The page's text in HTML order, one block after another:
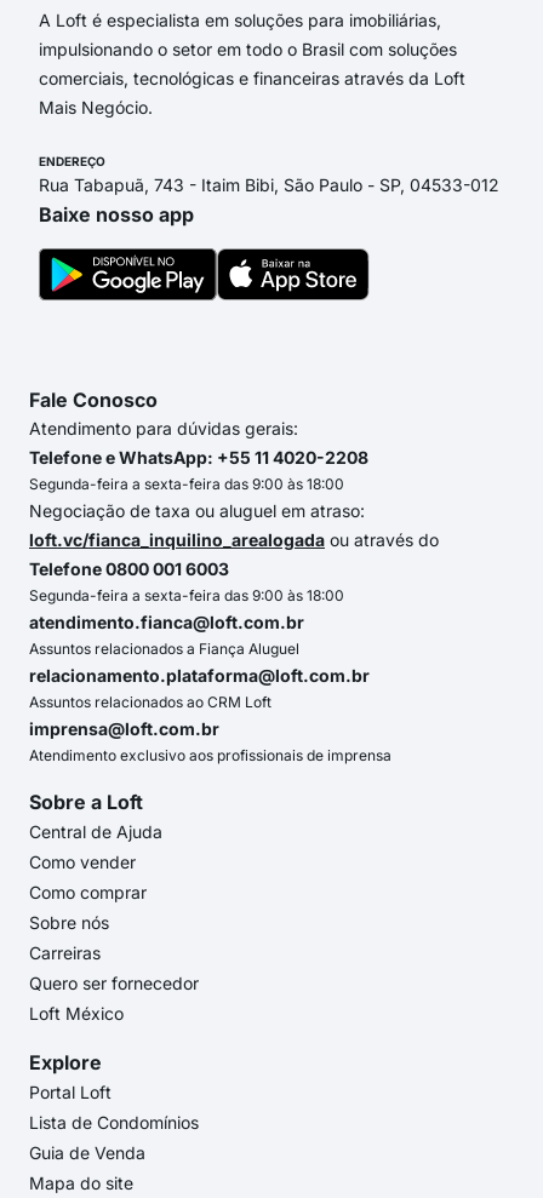
A Loft é especialista em soluções para imobiliárias,
impulsionando o setor em todo o Brasil com soluções
comerciais, tecnológicas e financeiras através da Loft
Mais Negócio.
ENDEREÇO
Rua Tabapuã, 743 - Itaim Bibi, São Paulo - SP, 04533-012
Baixe nosso app
Fale Conosco
Atendimento para dúvidas gerais:
Telefone e WhatsApp: +55 11 4020-2208
Segunda-feira a sexta-feira das 9:00 às 18:00
Negociação de taxa ou aluguel em atraso:
loft.vc/fianca_inquilino_arealogada ou através do
Telefone 0800 001 6003
Segunda-feira a sexta-feira das 9:00 às 18:00
atendimento.fianca@loft.com.br
Assuntos relacionados a Fiança Aluguel
relacionamento.plataforma@loft.com.br
Assuntos relacionados ao CRM Loft
imprensa@loft.com.br
Atendimento exclusivo aos profissionais de imprensa
Sobre a Loft
Central de Ajuda
Como vender
Como comprar
Sobre nós
Carreiras
Quero ser fornecedor
Loft México
Explore
Portal Loft
Lista de Condomínios
Guia de Venda
Mapa do site